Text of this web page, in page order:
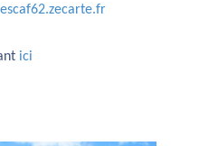
ici